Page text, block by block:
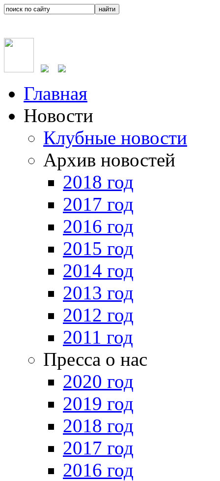
Главная
Новости
Клубные новости
Архив новостей
2018 год
2017 год
2016 год
2015 год
2014 год
2013 год
2012 год
2011 год
Пресса о нас
2020 год
2019 год
2018 год
2017 год
2016 год